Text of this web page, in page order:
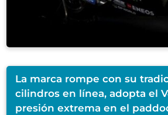
La marca rompe con su
cilindros en línea, adopta el
presión extrema en el